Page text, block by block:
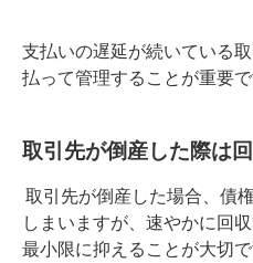
支払いの遅延が続いている
払って管理することが重要で
取引先が倒産した際は
取引先が倒産した場合、債
しまいますが、速やかに回
最小限に抑えることが大切で